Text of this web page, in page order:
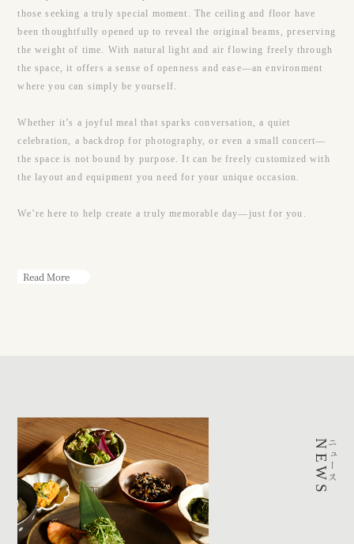
those seeking a truly special moment. The ceiling and floor have
been thoughtfully opened up to reveal the original beams, preserving
the weight of time. With natural light and air flowing freely through
the space, it offers a sense of openness and ease—an environment
where you can simply be yourself.
Whether it’s a joyful meal that sparks conversation, a quiet
celebration, a backdrop for photography, or even a small concert—
the space is not bound by purpose. It can be freely customized with
the layout and equipment you need for your unique occasion.
We’re here to help create a truly memorable day—just for you.
Read More
ニュース
NEWS